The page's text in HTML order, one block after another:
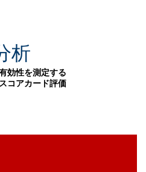
析
効性を測定する
コアカード評価